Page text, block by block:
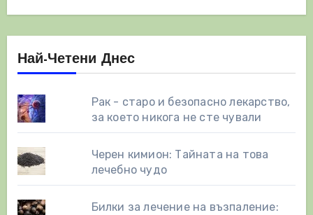
Най-Четени Днес
Рак - старо и безопасно лекарство,
за което никога не сте чували
Черен кимион: Тайната на това
лечебно чудо
Билки за лечение на възпаление: